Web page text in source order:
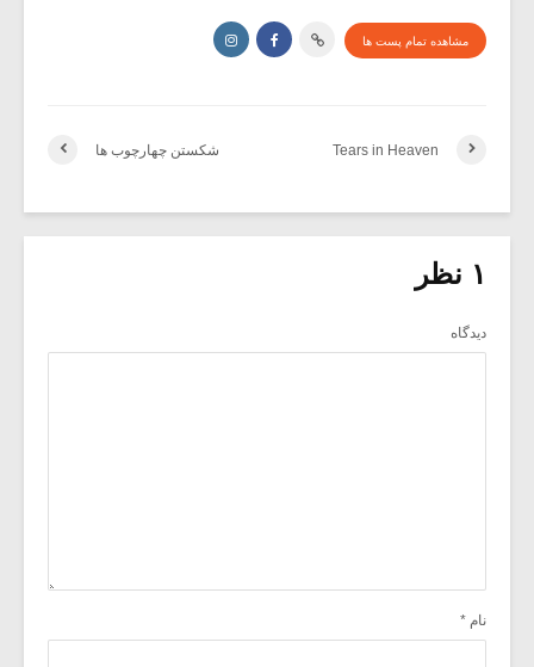
مشاهده تمام پست ها
شکستن چهارچوب ها Tears in Heaven
۱ نظر
دیدگاه
نام *